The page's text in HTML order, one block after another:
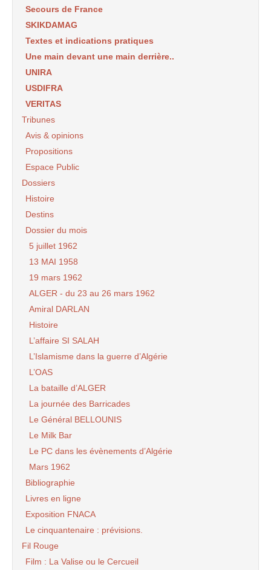
Secours de France
SKIKDAMAG
Textes et indications pratiques
Une main devant une main derrière..
UNIRA
USDIFRA
VERITAS
Tribunes
Avis & opinions
Propositions
Espace Public
Dossiers
Histoire
Destins
Dossier du mois
5 juillet 1962
13 MAI 1958
19 mars 1962
ALGER - du 23 au 26 mars 1962
Amiral DARLAN
Histoire
L’affaire SI SALAH
L’Islamisme dans la guerre d’Algérie
L’OAS
La bataille d’ALGER
La journée des Barricades
Le Général BELLOUNIS
Le Milk Bar
Le PC dans les évènements d’Algérie
Mars 1962
Bibliographie
Livres en ligne
Exposition FNACA
Le cinquantenaire : prévisions.
Fil Rouge
Film : La Valise ou le Cercueil